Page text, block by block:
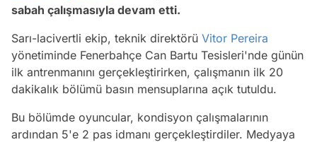
sabah çalışmasıyla devam etti.
Sarı-lacivertli ekip, teknik direktörü Vitor Pereira
yönetiminde Fenerbahçe Can Bartu Tesisleri'nde günün
ilk antrenmanını gerçekleştirirken, çalışmanın ilk 20
dakikalık bölümü basın mensuplarına açık tutuldu.
Bu bölümde oyuncular, kondisyon çalışmalarının
ardından 5'e 2 pas idmanı gerçekleştirdiler. Medyaya